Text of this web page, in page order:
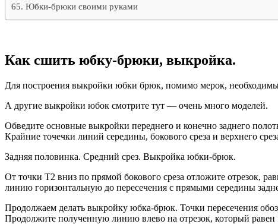
Юбки-брюки своими руками
Как сшить юбку-брюки, выкройка.
Для построения выкройки юбки брюк, помимо мерок,
А другие выкройки юбок смотрите тут — очень много моделей.
Обведите основные выкройки переднего и конечно заднего
Крайние точечки линий середины, бокового среза и верхнего
Задняя половинка. Средний срез. Выкройка юбки-брюк.
От точки Т2 вниз по прямой бокового среза отложите отрезок,
линию горизонтальную до пересечения с прямыми середины
Продолжаем делать выкройку юбка-брюк. Точки пересечения
Продолжите полученную линию влево на отрезок, который равен